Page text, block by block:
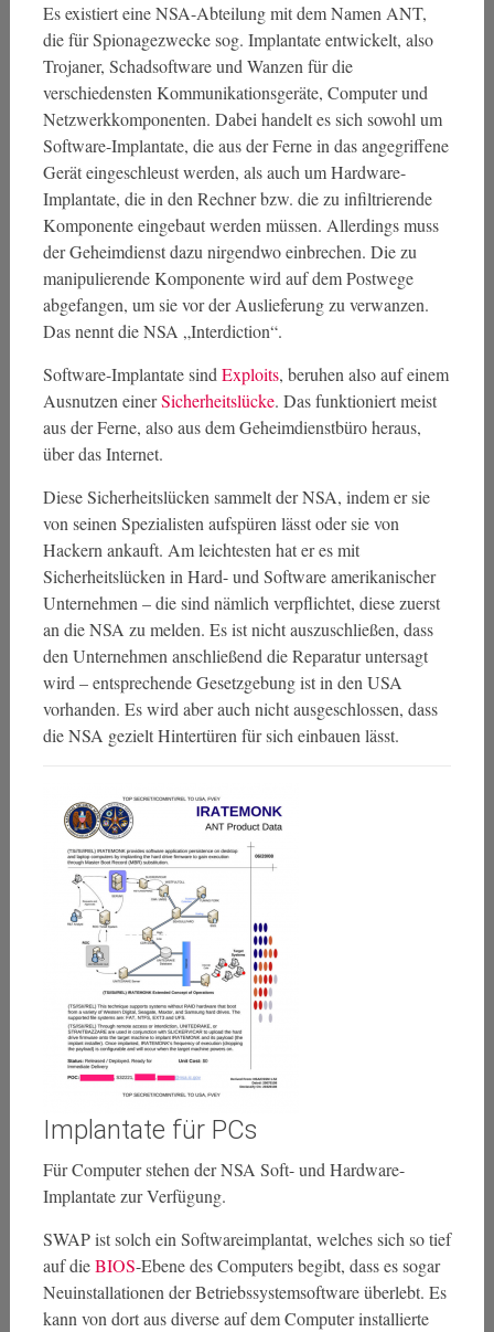
Es existiert eine NSA-Abteilung mit dem Namen ANT,
die für Spionagezwecke sog. Implantate entwickelt, also
Trojaner, Schadsoftware und Wanzen für die
verschiedensten Kommunikationsgeräte, Computer und
Netzwerkkomponenten. Dabei handelt es sich sowohl um
Software-Implantate, die aus der Ferne in das angegriffene
Gerät eingeschleust werden, als auch um Hardware-
Implantate, die in den Rechner bzw. die zu infiltrierende
Komponente eingebaut werden müssen. Allerdings muss
der Geheimdienst dazu nirgendwo einbrechen. Die zu
manipulierende Komponente wird auf dem Postwege
abgefangen, um sie vor der Auslieferung zu verwanzen.
Das nennt die NSA „Interdiction“.
Software-Implantate sind Exploits, beruhen also auf einem
Ausnutzen einerSicherheitslücke. Das funktioniert meist
aus der Ferne, also aus dem Geheimdienstbüro heraus,
über das Internet.
Diese Sicherheitslücken sammelt der NSA, indem er sie
von seinen Spezialisten aufspüren lässt oder sie von
Hackern ankauft. Am leichtesten hat er es mit
Sicherheitslücken in Hard- und Software amerikanischer
Unternehmen – die sind nämlich verpflichtet, diese zuerst
an die NSA zu melden. Es ist nicht auszuschließen, dass
den Unternehmen anschließend die Reparatur untersagt
wird – entsprechende Gesetzgebung ist in den USA
vorhanden. Es wird aber auch nicht ausgeschlossen, dass
die NSA gezielt Hintertüren für sich einbauen lässt.
Implantate für PCs
Für Computer stehen der NSA Soft- und Hardware-
Implantate zur Verfügung.
SWAP ist solch ein Softwareimplantat, welches sich so tief
auf dieBIOS-Ebene des Computers begibt, dass es sogar
Neuinstallationen der Betriebssystemsoftware überlebt. Es
kann von dort aus diverse auf dem Computer installierte